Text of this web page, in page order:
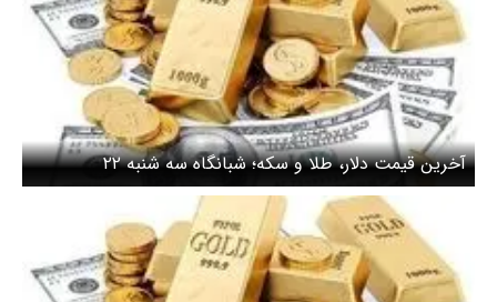
آخرین قیمت دلار، طلا و سکه؛ شبانگاه سه شنبه ۲۲
اردیبهشت ۱۴۰۵/ قیمت دلار بدون تغییر